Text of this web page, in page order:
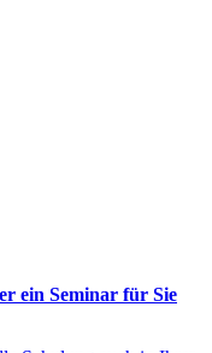
ein Seminar für Sie